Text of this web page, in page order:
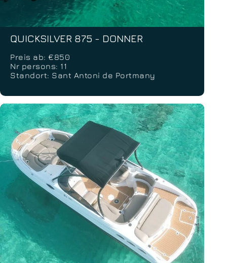
QUICKSILVER 875 - DONNER
Preis ab: €850
Nr persons: 11
Standort: Sant Antoni de Portmany